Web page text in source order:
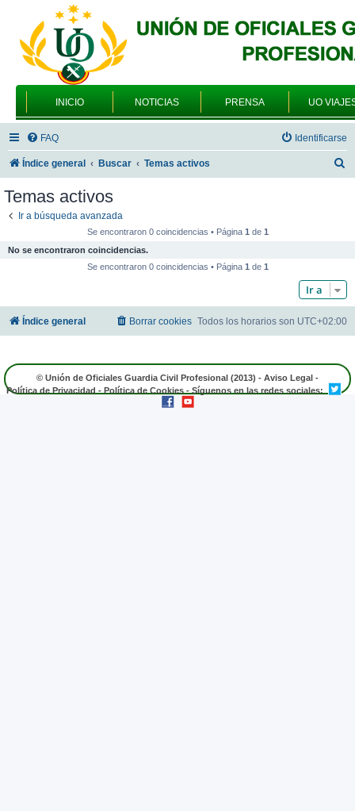
INICIO NOTICIAS PRENSA UO
FAQ Identificarse
Índice general Buscar Temas activos
Temas activos
Ir a búsqueda avanzada
Se encontraron 0 coincidencias • Página 1de 1
No se encontraron coincidencias.
Se encontraron 0 coincidencias • Página 1de 1
Ir a
Índice general Todos los horarios son UTC+02:00
Borrar cookies
© Unión de Oficiales Guardia Civil Profesional (2013) - Aviso Legal -
Política de Privacidad-Política de Cookies- Síguenos en las redes sociales: